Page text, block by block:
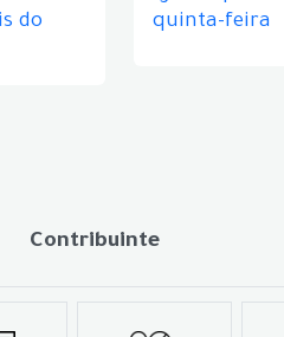
do
quinta-feira
Contribuinte